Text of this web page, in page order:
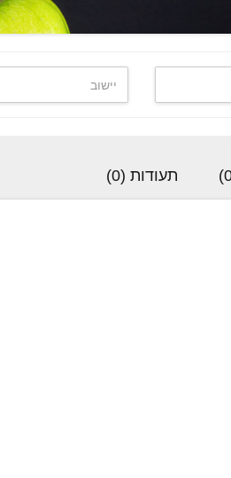
תעודות (0)